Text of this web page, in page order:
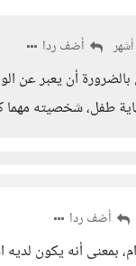
أضف ردا
أن يعبر عن
أضف ردا
بمعنى أنه يكون